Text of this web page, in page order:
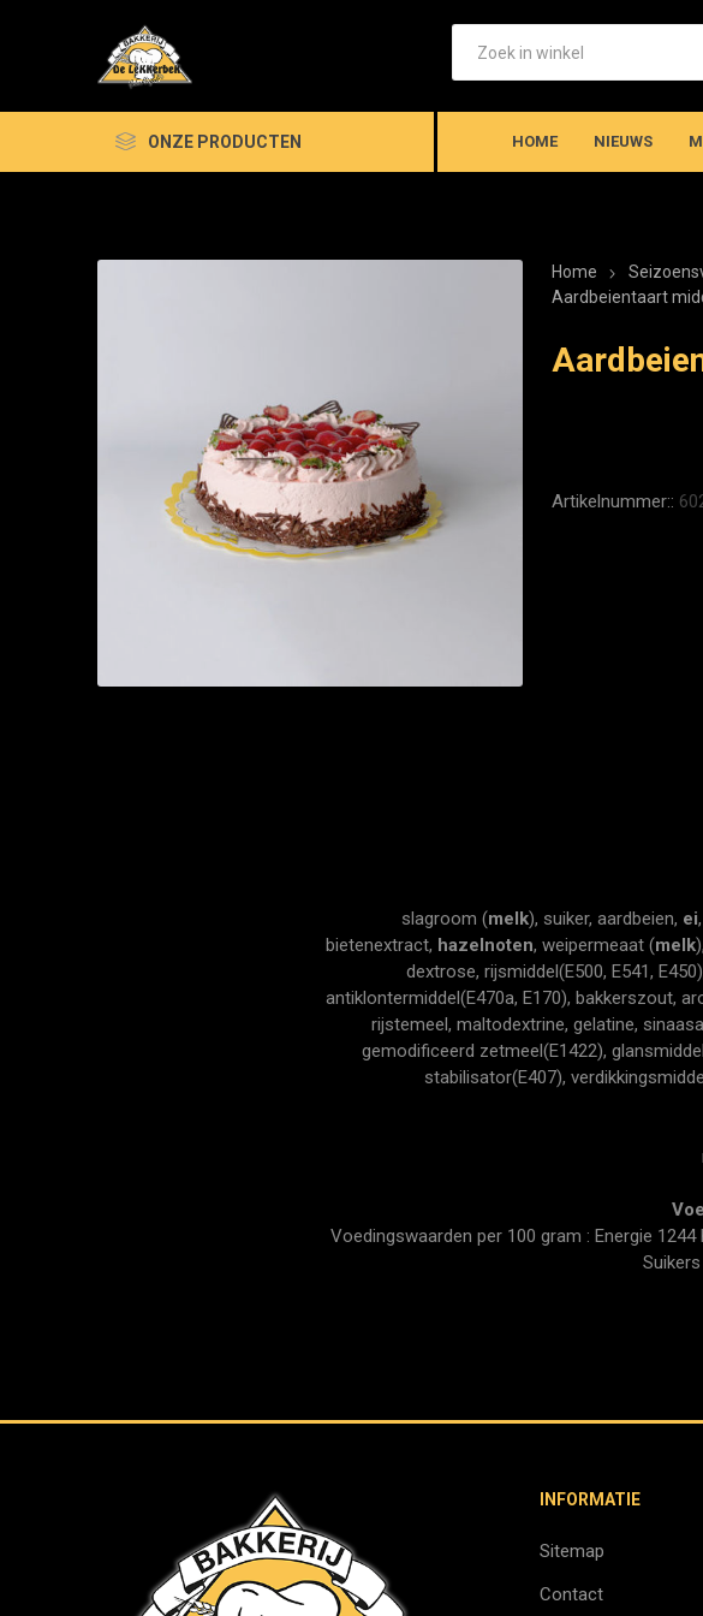
ONZE PRODUCTEN HOME NIEUWS
Home
Aardbeientaart
Artikelnummer::
slagroom (melk), suiker, aardbeien, ei,
bietenextract, hazelnoten, weipermeaat (melk),
dextrose, rijsmiddel(E500, E541,
antiklontermiddel(E470a, E170), bakkerszout,
rijstemeel, maltodextrine, gelatine,
gemodificeerd zetmeel(E1422),
stabilisator(E407),
Voedingswaarden per 100 gram : Energie
INFORMATIE
Sitemap
Contact